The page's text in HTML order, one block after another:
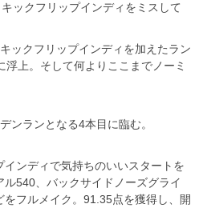
ックフリップインディをミスして
ックフリップインディを加えたラン
上。そして何よりここまでノーミ
ンランとなる4本目に臨む。
ンディで気持ちのいいスタートを
540、バックサイドノーズグライ
フルメイク。91.35点を獲得し、開